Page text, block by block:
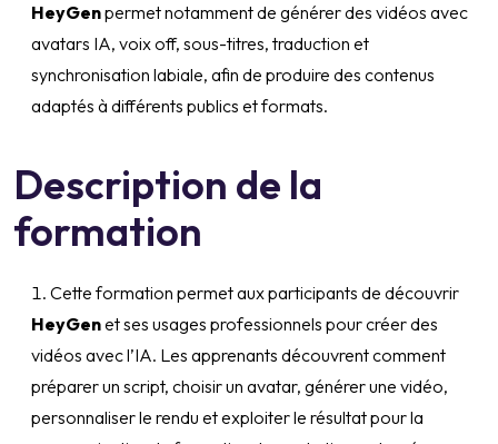
HeyGenpermet notamment de générer des vidéos avec
avatars IA, voix off, sous-titres, traduction et
synchronisation labiale, afin de produire des contenus
adaptés à différents publics et formats.
Description de la
formation
Cette formation permet aux participants de découvrir
HeyGenet ses usages professionnels pour créer des
vidéos avec l’IA. Les apprenants découvrent comment
préparer un script, choisir un avatar, générer une vidéo,
personnaliser le rendu et exploiter le résultat pour la